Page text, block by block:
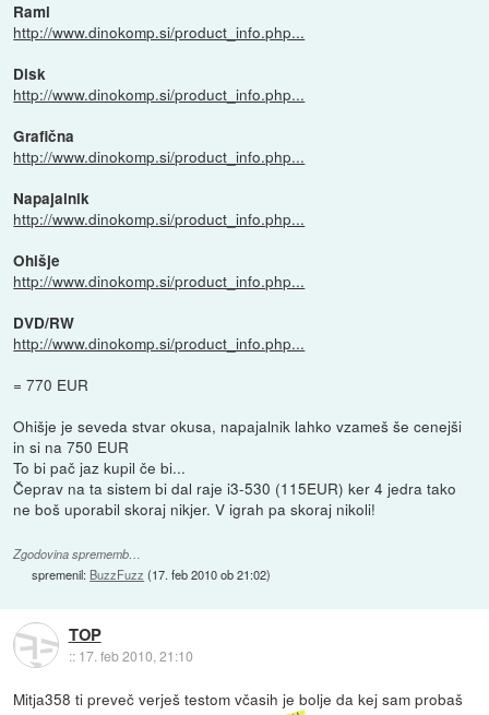
Rami
http://www.dinokomp.si/product_info.php...
Disk
http://www.dinokomp.si/product_info.php...
Grafična
http://www.dinokomp.si/product_info.php...
Napajalnik
http://www.dinokomp.si/product_info.php...
Ohišje
http://www.dinokomp.si/product_info.php...
DVD/RW
http://www.dinokomp.si/product_info.php...
= 770 EUR
Ohišje je seveda stvar okusa, napajalnik lahko vzameš še cenejši
in si na 750 EUR
To bi pač jaz kupil če bi...
Čeprav na ta sistem bi dal raje i3-530 (115EUR) ker 4 jedra tako
ne boš uporabil skoraj nikjer. V igrah pa skoraj nikoli!
Zgodovina sprememb…
spremenil: BuzzFuzz (17. feb 2010 ob 21:02)
TOP
:: 17. feb 2010, 21:10
Mitja358 ti preveč verješ testom včasih je bolje da kej sam probaš